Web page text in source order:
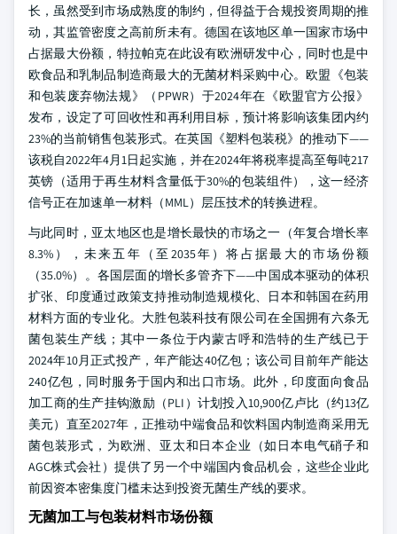
长，虽然受到市场成熟度的制约，但得益于合规投资周期的推
动，其监管密度之高前所未有。德国在该地区单一国家市场中
占据最大份额，特拉帕克在此设有欧洲研发中心，同时也是中
欧食品和乳制品制造商最大的无菌材料采购中心。欧盟《包装
和包装废弃物法规》（PPWR）于2024年在《欧盟官方公报》
发布，设定了可回收性和再利用目标，预计将影响该集团内约
23%的当前销售包装形式。在英国《塑料包装税》的推动下——
该税自2022年4月1日起实施，并在2024年将税率提高至每吨217
英镑（适用于再生材料含量低于30%的包装组件），这一经济
信号正在加速单一材料（MML）层压技术的转换进程。
与此同时，亚太地区也是增长最快的市场之一（年复合增长率
8.3%），未来五年（至2035年）将占据最大的市场份额
（35.0%）。各国层面的增长多管齐下——中国成本驱动的体积
扩张、印度通过政策支持推动制造规模化、日本和韩国在药用
材料方面的专业化。大胜包装科技有限公司在全国拥有六条无
菌包装生产线；其中一条位于内蒙古呼和浩特的生产线已于
2024年10月正式投产，年产能达40亿包；该公司目前年产能达
240亿包，同时服务于国内和出口市场。此外，印度面向食品
加工商的生产挂钩激励（PLI）计划投入10,900亿卢比（约13亿
美元）直至2027年，正推动中端食品和饮料国内制造商采用无
菌包装形式，为欧洲、亚太和日本企业（如日本电气硝子和
AGC株式会社）提供了另一个中端国内食品机会，这些企业此
前因资本密集度门槛未达到投资无菌生产线的要求。
无菌加工与包装材料市场份额